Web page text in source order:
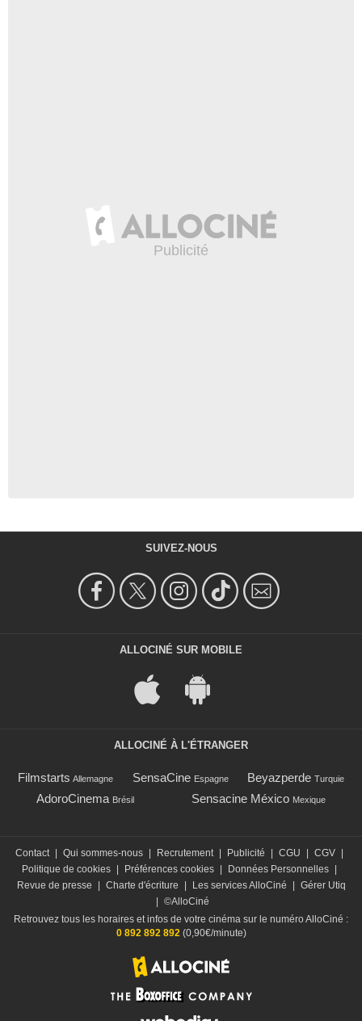
SUIVEZ-NOUS
ALLOCINÉ SUR MOBILE
ALLOCINÉ À L'ÉTRANGER
Filmstarts Allemagne SensaCine Espagne Beyazperde Turquie
AdoroCinema Brésil Sensacine México Mexique
Contact | Qui sommes-nous | Recrutement | Publicité | CGU | CGV |
Politique de cookies | Préférences cookies | Données Personnelles |
Revue de presse
| Charte d'écriture | Les services AlloCiné | Gérer Utiq
| ©AlloCiné
Retrouvez tous les horaires et infos de votre cinéma sur le numéro AlloCiné :
0 892 892 892 (0,90€/minute)